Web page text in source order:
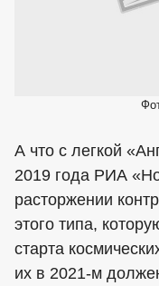
А что с легкой
2019 года РИА
расторжении
этого типа,
старта
их в 2021-м